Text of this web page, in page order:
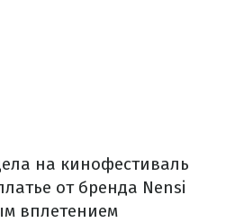
на кинофестиваль
от бренда Nensi
вплетением